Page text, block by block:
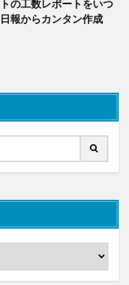
の工数レポートをいつ
報からカンタン作成